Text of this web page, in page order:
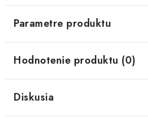
Parametre produktu
Hodnotenie produktu (0)
Diskusia